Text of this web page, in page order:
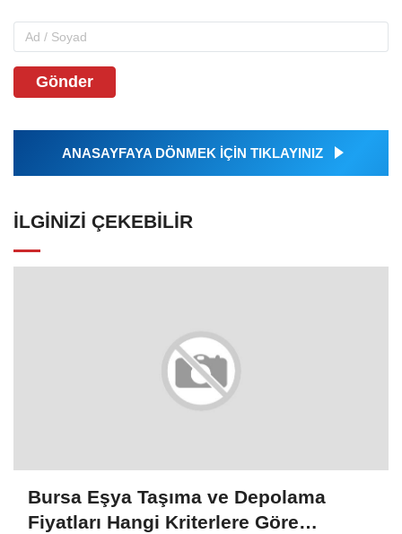
Gönder
ANASAYFAYA DÖNMEK İÇİN TIKLAYINIZ
İLGINIZI ÇEKEBILIR
Bursa Eşya Taşıma ve Depolama
Fiyatları Hangi Kriterlere Göre